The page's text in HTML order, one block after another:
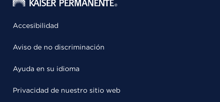
Accesibilidad
Aviso de no discriminación
Ayuda en su idioma
Privacidad de nuestro sitio web